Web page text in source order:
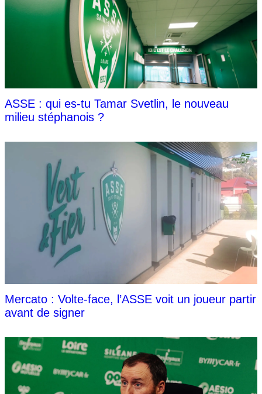
ASSE : qui es-tu Tamar Svetlin, le nouveau
milieu stéphanois ?
Mercato : Volte-face, l’ASSE voit un joueur partir
avant de signer